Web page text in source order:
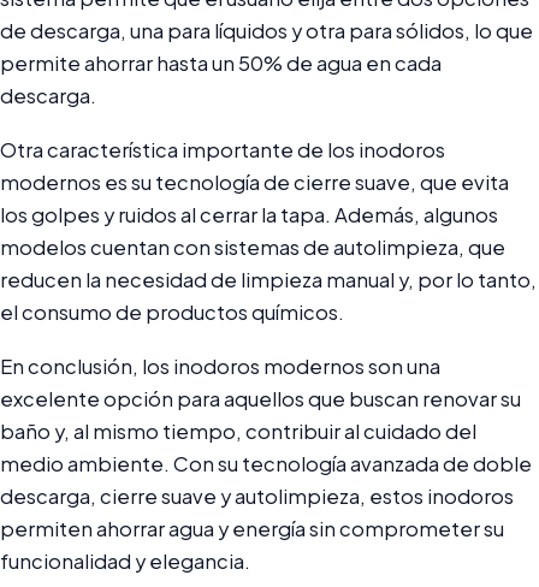
de descarga, una para líquidos y otra para sólidos, lo que
permite ahorrar hasta un 50% de agua en cada
descarga.
Otra característica importante de los inodoros
modernos es su tecnología de cierre suave, que evita
los golpes y ruidos al cerrar la tapa. Además, algunos
modelos cuentan con sistemas de autolimpieza, que
reducen la necesidad de limpieza manual y, por lo tanto,
el consumo de productos químicos.
En conclusión, los inodoros modernos son una
excelente opción para aquellos que buscan renovar su
baño y, al mismo tiempo, contribuir al cuidado del
medio ambiente. Con su tecnología avanzada de doble
descarga, cierre suave y autolimpieza, estos inodoros
permiten ahorrar agua y energía sin comprometer su
funcionalidad y elegancia.